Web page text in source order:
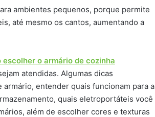
ambientes pequenos, porque permite
até mesmo os cantos, aumentando a
escolher o armário de cozinha
atendidas. Algumas dicas
entender quais funcionam para a
quais eletroportáteis você
além de escolher cores e texturas